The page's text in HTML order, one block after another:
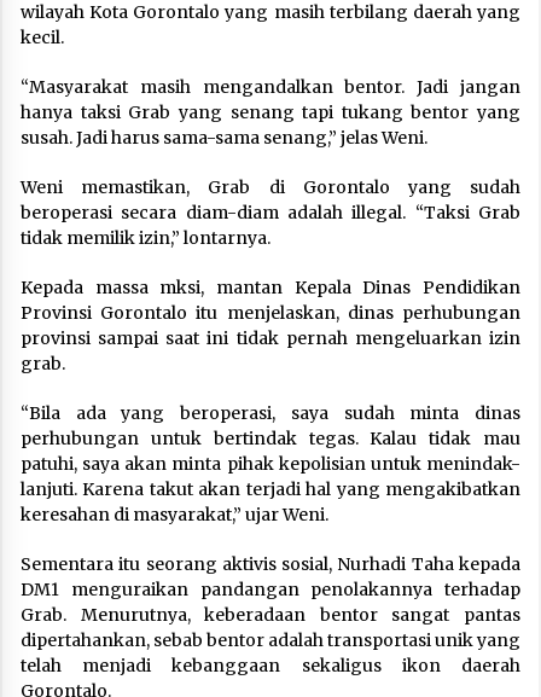
wilayah Kota Gorontalo yang masih terbilang daerah yang
kecil.
“Masyarakat masih mengandalkan bentor. Jadi jangan
hanya taksi Grab yang senang tapi tukang bentor yang
susah. Jadi harus sama-sama senang,” jelas Weni.
Weni memastikan, Grab di Gorontalo yang sudah
beroperasi secara diam-diam adalah illegal. “Taksi Grab
tidak memilik izin,” lontarnya.
Kepada massa mksi, mantan Kepala Dinas Pendidikan
Provinsi Gorontalo itu menjelaskan, dinas perhubungan
provinsi sampai saat ini tidak pernah mengeluarkan izin
grab.
“Bila ada yang beroperasi, saya sudah minta dinas
perhubungan untuk bertindak tegas. Kalau tidak mau
patuhi, saya akan minta pihak kepolisian untuk menindak-
lanjuti. Karena takut akan terjadi hal yang mengakibatkan
keresahan di masyarakat,” ujar Weni.
Sementara itu seorang aktivis sosial, Nurhadi Taha kepada
DM1 menguraikan pandangan penolakannya terhadap
Grab. Menurutnya, keberadaan bentor sangat pantas
dipertahankan, sebab bentor adalah transportasi unik yang
telah menjadi kebanggaan sekaligus ikon daerah
Gorontalo.